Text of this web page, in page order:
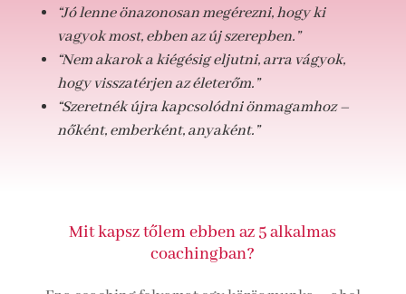
“Jó lenne önazonosan megérezni, hogy ki
vagyok most, ebben az új szerepben.”
“Nem akarok a kiégésig eljutni, arra vágyok,
hogy visszatérjen az életerőm.”
“Szeretnék újra kapcsolódni önmagamhoz –
nőként, emberként, anyaként.”
Mit kapsz tőlem ebben az 5 alkalmas
coachingban?